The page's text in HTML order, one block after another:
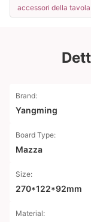
accessori della
Brand:
Yangming
Board Type:
Mazza
Size:
270*122*92mm
Material: